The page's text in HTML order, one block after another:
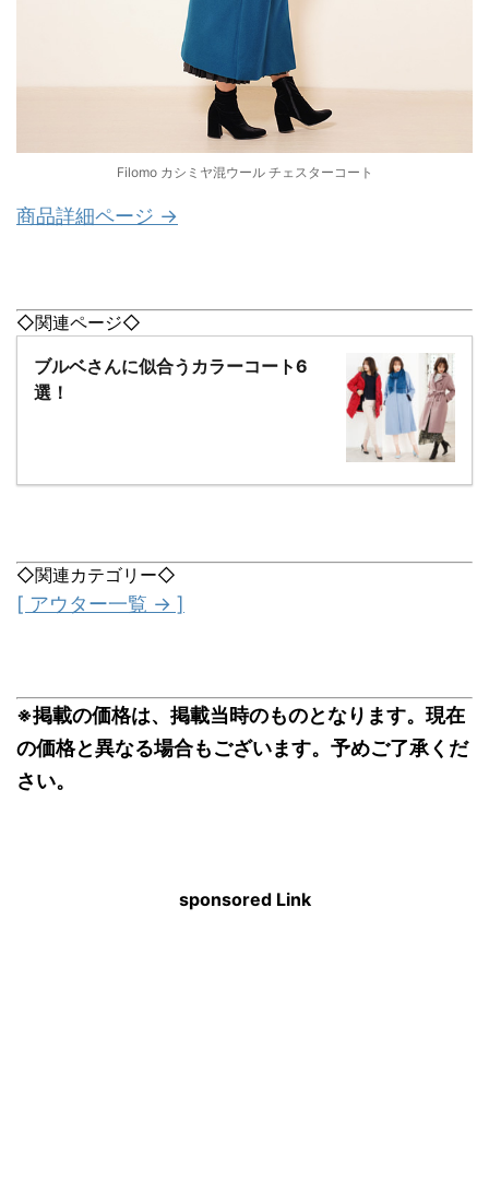
Filomo カシミヤ混ウール チェスターコート
商品詳細ページ →
◇関連ページ◇
ブルベさんに似合うカラーコート6
選！
◇関連カテゴリー◇
[ アウター一覧 → ]
※掲載の価格は、掲載当時のものとなります。現在
の価格と異なる場合もございます。予めご了承くだ
さい。
sponsored Link